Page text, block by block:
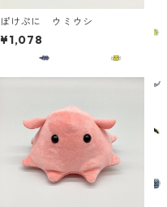
ぽけぷに ウミウシ
¥1,078